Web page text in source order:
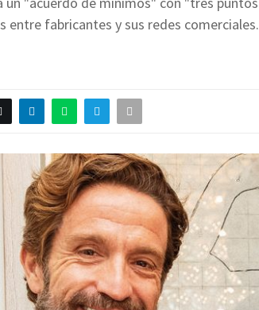
entre fabricantes y sus redes comerciales.